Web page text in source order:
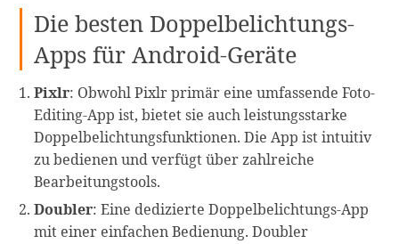
Die besten Doppelbelichtungs-
Apps für Android-Geräte
Pixlr: Obwohl Pixlr primär eine umfassende Foto-
Editing-App ist, bietet sie auch leistungsstarke
Doppelbelichtungsfunktionen. Die App ist intuitiv
zu bedienen und verfügt über zahlreiche
Bearbeitungstools.
Doubler: Eine dedizierte Doppelbelichtungs-App
mit einer einfachen Bedienung. Doubler